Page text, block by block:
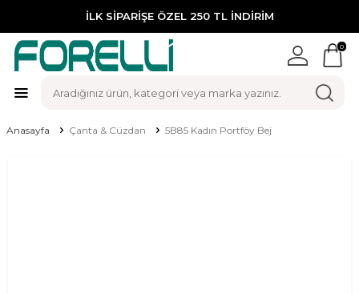
İLK SİPARİŞE ÖZEL 250 TL İNDİRİM
0
Anasayfa Çanta & Cüzdan 5B85 Kadın Portföy Bej